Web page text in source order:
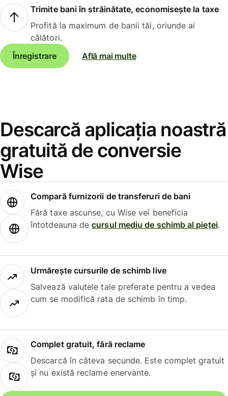
Trimite bani în străinătate, economisește la taxe
Profită la maximum de banii tăi, oriunde ai
călători.
Înregistrare
Află mai multe
Descarcă aplicația noastră
gratuită de conversie
Wise
Compară furnizorii de transferuri de bani
Fără taxe ascunse, cu Wise vei beneficia
întotdeauna decursul mediu de schimb al pieței.
Urmărește cursurile de schimb live
Salvează valutele tale preferate pentru a vedea
cum se modifică rata de schimb în timp.
Complet gratuit, fără reclame
Descarcă în câteva secunde. Este complet gratuit
și nu există reclame enervante.